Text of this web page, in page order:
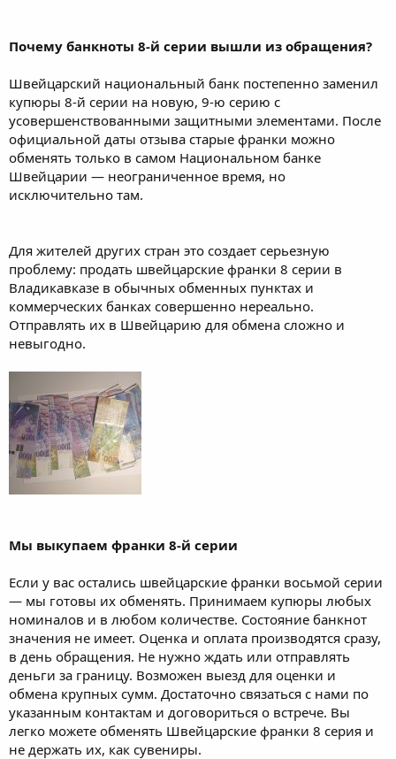
Почему банкноты 8-й серии вышли из обращения?
Швейцарский национальный банк постепенно заменил
купюры 8-й серии на новую, 9-ю серию с
усовершенствованными защитными элементами. После
официальной даты отзыва старые франки можно
обменять только в самом Национальном банке
Швейцарии — неограниченное время, но
исключительно там.
Для жителей других стран это создает серьезную
проблему: продать швейцарские франки 8 серии в
Владикавказе в обычных обменных пунктах и
коммерческих банках совершенно нереально.
Отправлять их в Швейцарию для обмена сложно и
невыгодно.
Мы выкупаем франки 8-й серии
Если у вас остались швейцарские франки восьмой серии
— мы готовы их обменять. Принимаем купюры любых
номиналов и в любом количестве. Состояние банкнот
значения не имеет. Оценка и оплата производятся сразу,
в день обращения. Не нужно ждать или отправлять
деньги за границу. Возможен выезд для оценки и
обмена крупных сумм. Достаточно связаться с нами по
указанным контактам и договориться о встрече. Вы
легко можете обменять Швейцарские франки 8 серия и
не держать их, как сувениры.